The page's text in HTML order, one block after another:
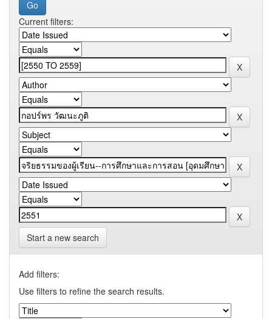
Current filters:
Start a new search
Add filters:
Use filters to refine the search results.